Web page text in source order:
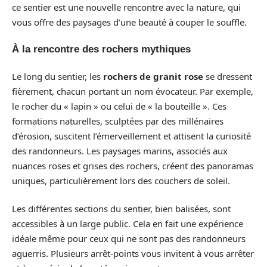
ce sentier est une nouvelle rencontre avec la nature, qui
vous offre des paysages d’une beauté à couper le souffle.
À la rencontre des rochers mythiques
Le long du sentier, les rochers de granit rose se dressent
fièrement, chacun portant un nom évocateur. Par exemple,
le rocher du « lapin » ou celui de « la bouteille ». Ces
formations naturelles, sculptées par des millénaires
d’érosion, suscitent l’émerveillement et attisent la curiosité
des randonneurs. Les paysages marins, associés aux
nuances roses et grises des rochers, créent des panoramas
uniques, particulièrement lors des couchers de soleil.
Les différentes sections du sentier, bien balisées, sont
accessibles à un large public. Cela en fait une expérience
idéale même pour ceux qui ne sont pas des randonneurs
aguerris. Plusieurs arrêt-points vous invitent à vous arrêter